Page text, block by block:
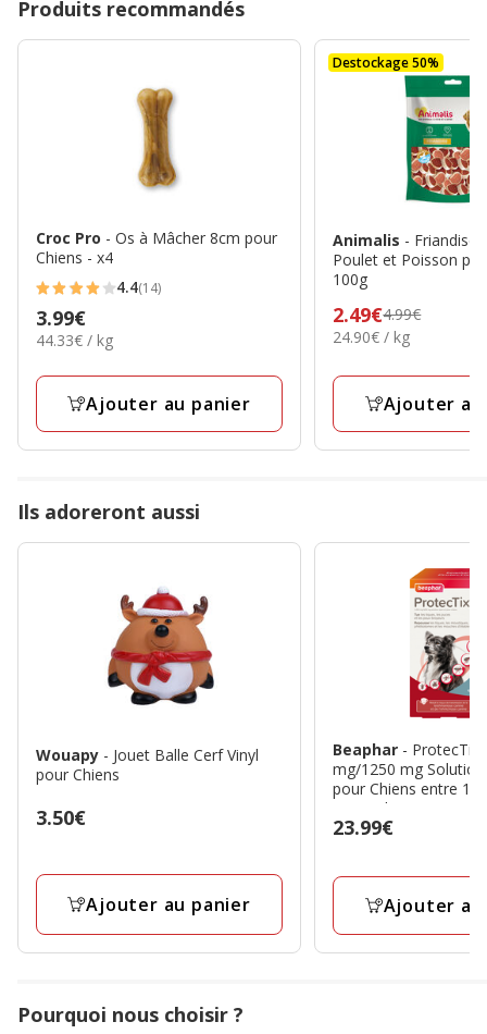
Produits recommandés
Croc Pro - Os à Mâcher 8cm pour
Chiens - x4
4.4
étoiles
avec
14
4.4(14)
Prix
3.99€
3.99€
44.33€
Kg
44.33€ / kg
Ajouter au panier
Destockage 50%
Animalis -
Poulet et Poisson
100g
Prix
précédent
2.49€
2.49€4.99€
24.90€
Kg
24.90€ / kg
Ajouter
Ils adoreront aussi
Wouapy - Jouet Balle Cerf Vinyl
pour Chiens
Prix
3.50€
Ajouter au panier
Beaphar -
mg/1250 mg
pour Chiens entre 10
3x2,5ml
Prix
23.99€
Ajouter
Pourquoi nous choisir ?